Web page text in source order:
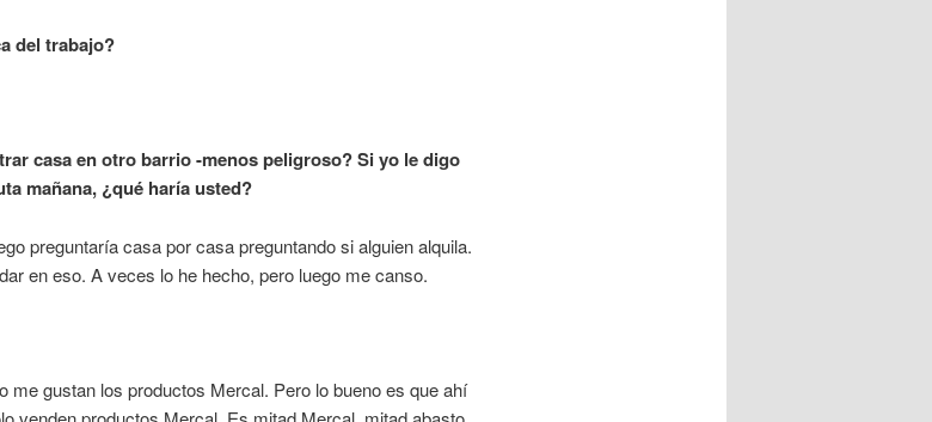
del trabajo?
casa en otro barrio -menos peligroso? Si yo le digo
mañana, ¿qué haría usted?
preguntaría casa por casa preguntando si alguien alquila.
en eso. A veces lo he hecho, pero luego me canso.
me gustan los productos Mercal. Pero lo bueno es que ahí